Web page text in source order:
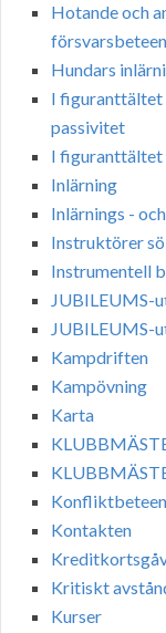
Hotande och
Hundars
I figuranttältet
passivitet
I figuranttältet
Inlärning
Inlärnings -
Instruktörer
Instrumentell
JUBILEUMS-
JUBILEUMS-
Kampdriften
Kampövning
Karta
Kontakten
Kritiskt
Kurser